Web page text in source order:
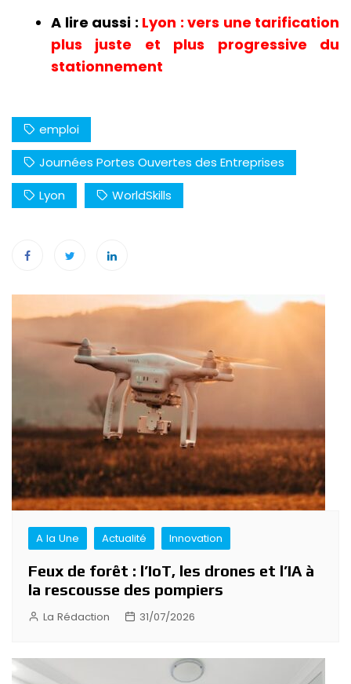
A lire aussi : Lyon : vers une tarification
plus juste et plus progressive du
stationnement
emploi
Journées Portes Ouvertes des Entreprises
Lyon
WorldSkills
Navigation
de
l’article
A la Une Actualité Innovation
Feux de forêt : l’IoT, les drones et l’IA à
la rescousse des pompiers
La Rédaction 31/07/2026